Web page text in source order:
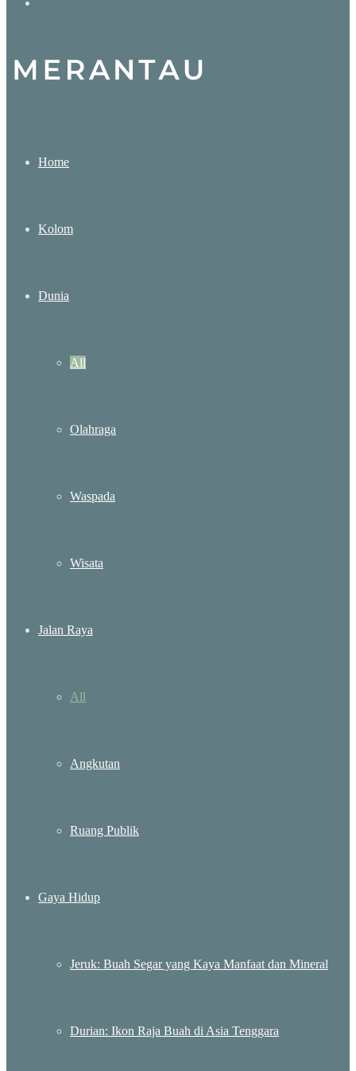
for
Home
Kolom
Dunia
All
Olahraga
Waspada
Wisata
Jalan Raya
All
Angkutan
Ruang Publik
Gaya Hidup
Jeruk: Buah Segar yang Kaya Manfaat dan Mineral
Durian: Ikon Raja Buah di Asia Tenggara